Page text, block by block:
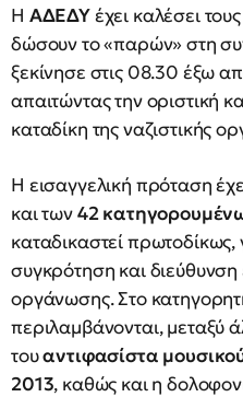
Η ΑΔΕΔΥέχει καλέσει
δώσουν το «παρών» στη
ξεκίνησε στις 08.30 έξω
απαιτώντας την οριστική
καταδίκη της ναζιστικής
Η εισαγγελική πρόταση
και των42
καταδικαστεί πρωτοδίκως,
συγκρότηση και διεύθυνση
οργάνωσης. Στο
περιλαμβάνονται, μεταξύ
τουαντιφασίστα
2013, καθώς και η